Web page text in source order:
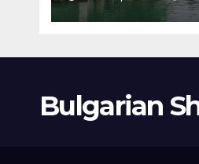
Bulgarian